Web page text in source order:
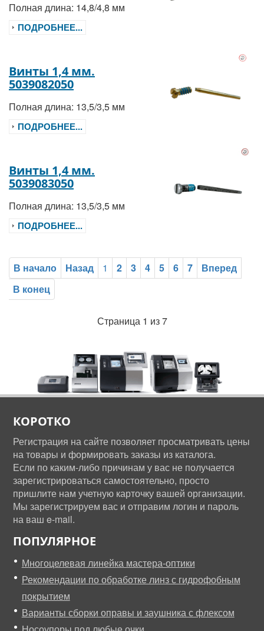
Полная длина: 14,8/4,8 мм
ПОДРОБНЕЕ...
Винты 1,4 мм.
5039082050
Полная длина: 13,5/3,5 мм
ПОДРОБНЕЕ...
Винты 1,4 мм.
5039083050
Полная длина: 13,5/3,5 мм
ПОДРОБНЕЕ...
В начало Назад 1 2 3 4 5 6 7
Вперед
В конец
Страница 1 из 7
КОРОТКО
Регистрация на сайте позволяет просматривать цены
на товары и формировать заказы из каталога.
Если по каким-либо причинам у вас не получается
зарегистрироваться самостоятельно, просто
пришлите нам учетную карточку вашей организации.
Мы зарегистрируем вас и отправим логин и пароль
на ваш e-mail.
ПОПУЛЯРНОЕ
Многоцелевая линейка мастера-оптики
Рекомендации по обработке линз с гидрофобным
покрытием
Варианты сборки оправы и заушника с флексом